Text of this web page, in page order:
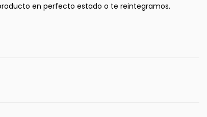
en perfecto estado o te reintegramos.